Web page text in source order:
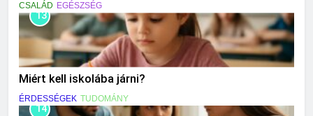
CSALÁD EGÉSZSÉG
13
Miért kell iskolába járni?
ÉRDESSÉGEK TUDOMÁNY
14